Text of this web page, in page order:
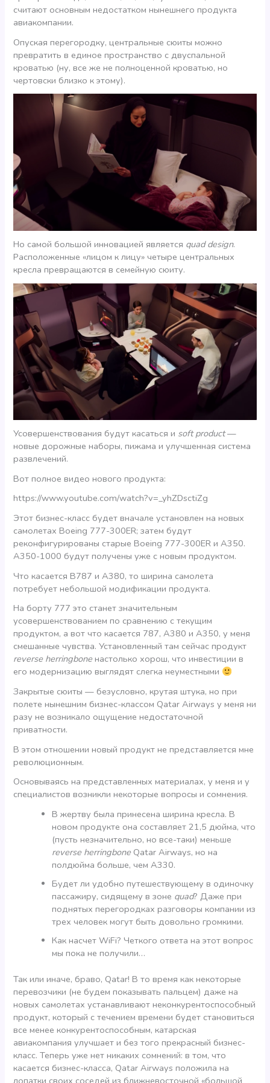
считают основным недостатком нынешнего продукта
авиакомпании.
Опуская перегородку, центральные сюиты можно
превратить в единое пространство с двуспальной
кроватью (ну, все же не полноценной кроватью, но
чертовски близко к этому).
Но самой большой инновацией является quad design.
Расположенные «лицом к лицу» четыре центральных
кресла превращаются в семейную сюиту.
Усовершенствования будут касаться и soft product—
новые дорожные наборы, пижама и улучшенная система
развлечений.
Вот полное видео нового продукта:
https://www.youtube.com/watch?v=_yhZDsctiZg
Этот бизнес-класс будет вначале установлен на новых
самолетах Boeing 777-300ER; затем будут
реконфигурированы старые Boeing 777-300ER и А350.
A350-1000 будут получены уже с новым продуктом.
Что касается В787 и А380, то ширина самолета
потребует небольшой модификации продукта.
На борту 777 это станет значительным
усовершенствованием по сравнению с текущим
продуктом, а вот что касается 787, А380 и А350, у меня
смешанные чувства. Установленный там сейчас продукт
reverse herringbone настолько хорош, что инвестиции в
его модернизацию выглядят слегка неуместными
Закрытые сюиты — безусловно, крутая штука, но при
полете нынешним бизнес-классом Qatar Airways у меня ни
разу не возникало ощущение недостаточной
приватности.
В этом отношении новый продукт не представляется мне
революционным.
Основываясь на представленных материалах, у меня и у
специалистов возникли некоторые вопросы и сомнения.
В жертву была принесена ширина кресла. В
новом продукте она составляет 21,5 дюйма, что
(пусть незначительно, но все-таки) меньше
reverse herringbone Qatar Airways, но на
полдюйма больше, чем А330.
Будет ли удобно путешествующему в одиночку
пассажиру, сидящему в зоне quad? Даже при
поднятых перегородках разговоры компании из
трех человек могут быть довольно громкими.
Как насчет WiFi? Четкого ответа на этот вопрос
мы пока не получили…
Так или иначе, браво, Qatar! В то время как некоторые
перевозчики (не будем показывать пальцем) даже на
новых самолетах устанавливают неконкурентоспособный
продукт, который с течением времени будет становиться
все менее конкурентоспособным, катарская
авиакомпания улучшает и без того прекрасный бизнес-
класс. Теперь уже нет никаких сомнений: в том, что
касается бизнес-класса, Qatar Airways положила на
лопатки своих соседей из ближневосточной «большой